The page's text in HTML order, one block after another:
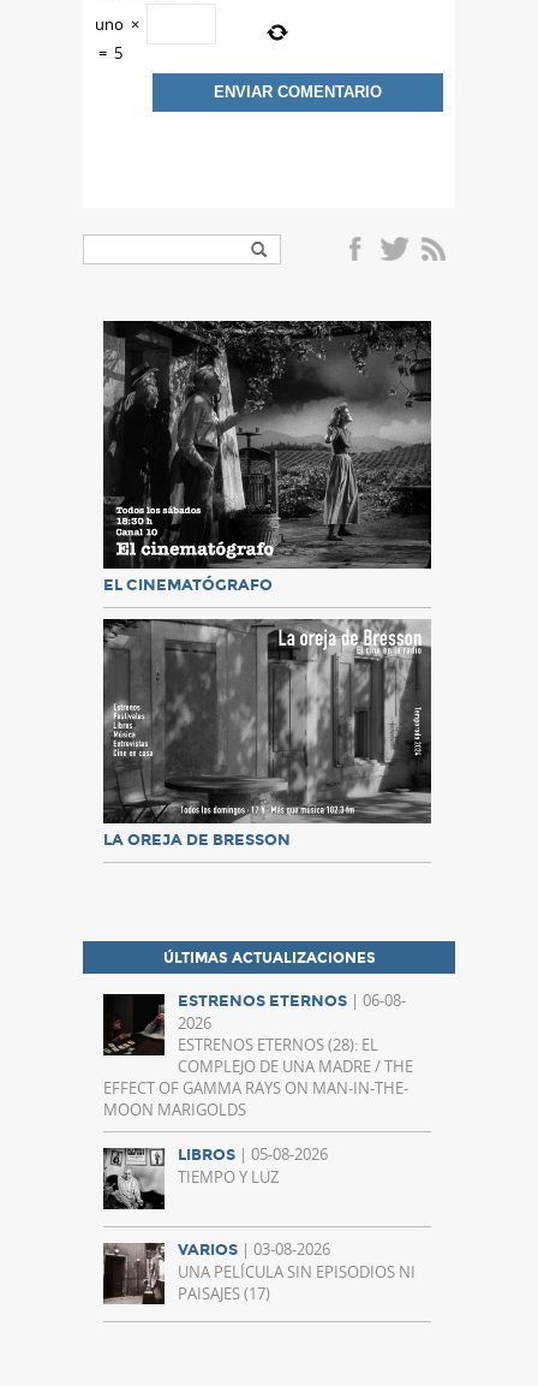
uno ×
= 5
EL CINEMATÓGRAFO
LA OREJA DE BRESSON
ÚLTIMAS ACTUALIZACIONES
ESTRENOS ETERNOS | 06-08-
2026
ESTRENOS ETERNOS (28): EL
COMPLEJO DE UNA MADRE / THE
EFFECT OF GAMMA RAYS ON MAN-IN-THE-
MOON MARIGOLDS
LIBROS | 05-08-2026
TIEMPO Y LUZ
VARIOS | 03-08-2026
UNA PELÍCULA SIN EPISODIOS NI
PAISAJES (17)